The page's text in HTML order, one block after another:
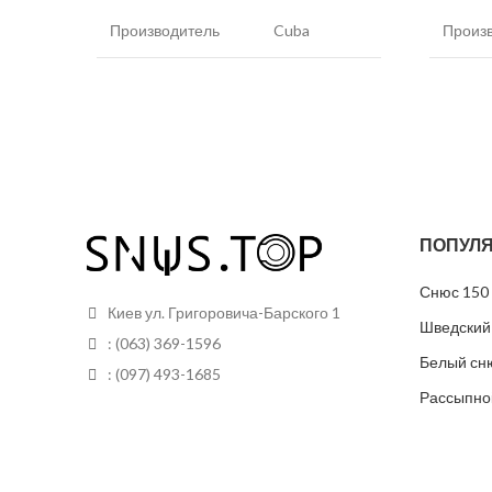
Производитель Cuba
Размер пакетиков Тонкие
Грамм в банке 15 грамм
Киев ул. Григоровича-Барского 1
: (063) 369-1596
: (097) 493-1685
Снюс 150
Белый